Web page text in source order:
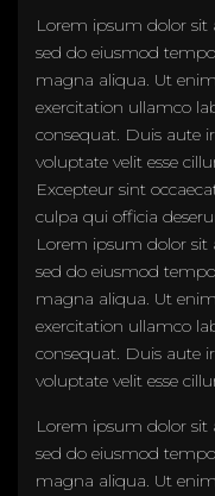
Lorem ipsum dolor sit
sed do eiusmod
magna aliqua. Ut
exercitation ullamco
consequat. Duis aute
voluptate velit esse
Excepteur sint
culpa qui officia
Lorem ipsum dolor sit
sed do eiusmod
magna aliqua. Ut
exercitation ullamco
consequat. Duis aute
voluptate velit esse
Lorem ipsum dolor sit
sed do eiusmod
magna aliqua. Ut